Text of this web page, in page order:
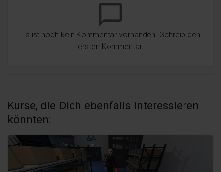
chat_bubble_outline
Es ist noch kein Kommentar vorhanden. Schreib den
ersten Kommentar.
Kurse, die Dich ebenfalls interessieren
könnten: